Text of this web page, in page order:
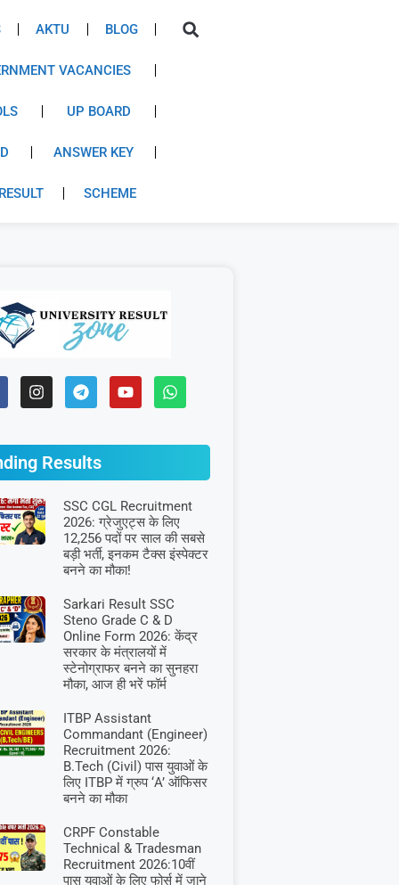
AKTU BLOG
VACANCIES
UP BOARD
ANSWER KEY
SCHEME
Results
SSC CGL Recruitment
2026: ग्रेजुएट्स के लिए
12,256 पदों पर साल की सबसे
बड़ी भर्ती, इनकम टैक्स इंस्पेक्टर
बनने का मौका!
Sarkari Result SSC
Steno Grade C & D
Online Form 2026: केंद्र
सरकार के मंत्रालयों में
स्टेनोग्राफर बनने का सुनहरा
मौका, आज ही भरें फॉर्म
ITBP Assistant
Commandant (Engineer)
Recruitment 2026:
B.Tech (Civil) पास युवाओं के
लिए ITBP में ग्रुप ‘A’ ऑफिसर
बनने का मौका
CRPF Constable
Technical & Tradesman
Recruitment 2026:10वीं
पास युवाओं के लिए फोर्स में जाने